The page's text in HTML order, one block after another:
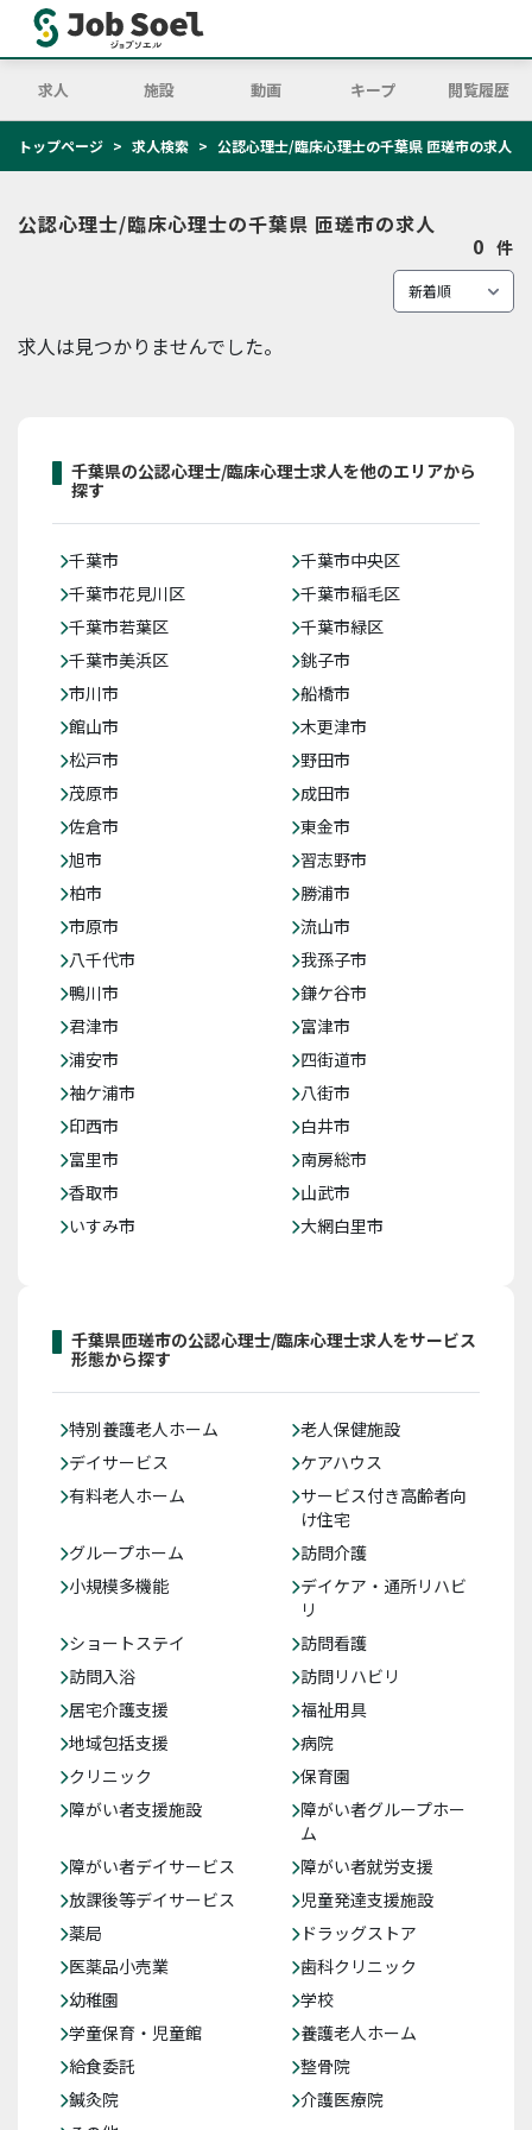
求人 施設 動画 キープ 閲覧履歴
トップページ 求人検索 公認心理士/臨床心理士の千葉県 匝瑳市の求人
公認心理士/臨床心理士の千葉県 匝瑳市の求人
0 件
求人は見つかりませんでした。
千葉県の公認心理士/臨床心理士求人を他のエリアから
探す
千葉市
千葉市中央区
千葉市花見川区
千葉市稲毛区
千葉市若葉区
千葉市緑区
千葉市美浜区
銚子市
市川市
船橋市
館山市
木更津市
松戸市
野田市
茂原市
成田市
佐倉市
東金市
旭市
習志野市
柏市
勝浦市
市原市
流山市
八千代市
我孫子市
鴨川市
鎌ケ谷市
君津市
富津市
浦安市
四街道市
袖ケ浦市
八街市
印西市
白井市
富里市
南房総市
香取市
山武市
いすみ市
大網白里市
千葉県匝瑳市の公認心理士/臨床心理士求人をサービス
形態から探す
特別養護老人ホーム
老人保健施設
デイサービス
ケアハウス
有料老人ホーム
サービス付き高齢者向
け住宅
グループホーム
訪問介護
小規模多機能
デイケア・通所リハビ
リ
ショートステイ
訪問看護
訪問入浴
訪問リハビリ
居宅介護支援
福祉用具
地域包括支援
病院
クリニック
保育園
障がい者支援施設
障がい者グループホー
ム
障がい者デイサービス
障がい者就労支援
放課後等デイサービス
児童発達支援施設
薬局
ドラッグストア
医薬品小売業
歯科クリニック
幼稚園
学校
学童保育・児童館
養護老人ホーム
給食委託
整骨院
鍼灸院
介護医療院